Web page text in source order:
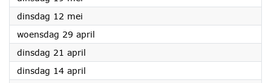
dinsdag 12 mei
woensdag 29 april
dinsdag 21 april
dinsdag 14 april